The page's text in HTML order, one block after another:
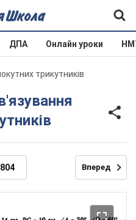
ДПА Онлайн уроки
трикутників
Вперед